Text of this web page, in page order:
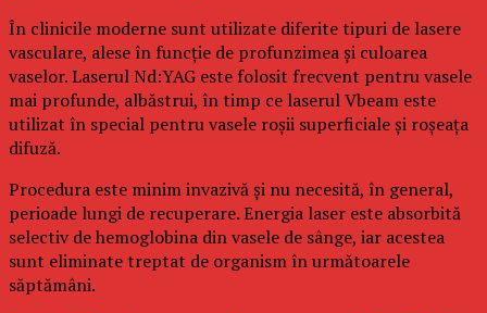
În clinicile moderne sunt utilizate diferite tipuri de lasere
vasculare, alese în funcție de profunzimea și culoarea
vaselor. Laserul Nd:YAG este folosit frecvent pentru vasele
mai profunde, albăstrui, în timp ce laserul Vbeam este
utilizat în special pentru vasele roșii superficiale și roșeața
difuză.
Procedura este minim invazivă și nu necesită, în general,
perioade lungi de recuperare. Energia laser este absorbită
selectiv de hemoglobina din vasele de sânge, iar acestea
sunt eliminate treptat de organism în următoarele
săptămâni.